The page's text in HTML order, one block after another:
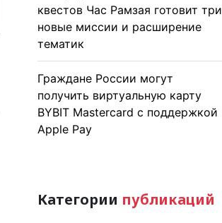
квестов Час Рамзая готовит три
новые миссии и расширение
тематик
Граждане России могут
получить виртуальную карту
BYBIT Mastercard с поддержкой
Apple Pay
Категории публикаций